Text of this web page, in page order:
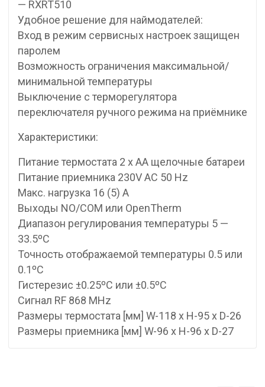
— RXRT510
Удобное решение для наймодателей:
Вход в режим сервисных настроек защищен
паролем
Возможность ограничения максимальной/
минимальной температуры
Выключение с терморегулятора
переключателя ручного режима на приёмнике
Характеристики:
Питание термостата 2 x AA щелочные батареи
Питание приемника 230V AC 50 Hz
Макс. нагрузка 16 (5) A
Выходы NO/COM или OpenTherm
Диапазон регулирования температуры 5 —
33.5ºC
Точность отображаемой температуры 0.5 или
0.1ºC
Гистерезис ±0.25ºC или ±0.5ºC
Сигнал RF 868 MHz
Размеры термостата [мм] W-118 x H-95 x D-26
Размеры приемника [мм] W-96 x H-96 x D-27